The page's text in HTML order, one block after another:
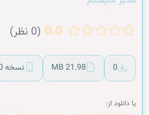
0.0 (0 نظر)
0
21.98 MB نسخه 1.0.0
یا دانلود از: